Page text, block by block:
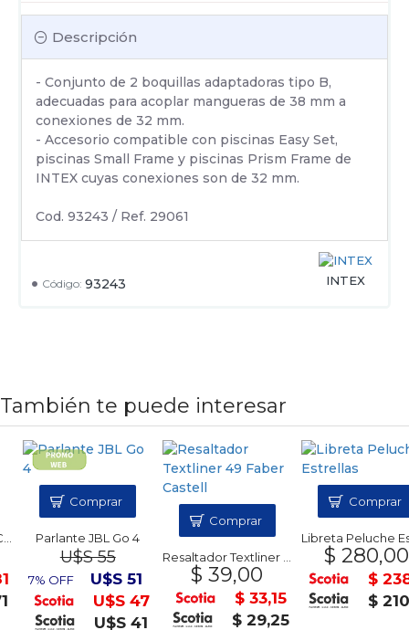
Código: 93243 INTEX
Descripción
- Conjunto de 2 boquillas adaptadoras tipo B,
adecuadas para acoplar mangueras de 38 mm a
conexiones de 32 mm.
- Accesorio compatible con piscinas Easy Set,
piscinas Small Frame y piscinas Prism Frame de
INTEX cuyas conexiones son de 32 mm.
Cod. 93243 / Ref. 29061
También te puede interesar
Parlante JBL Go 4
U$S 55
7% OFF
U$S 51
U$S 47
U$S 41
Comprar
Resaltador Textliner 49 Faber Castell
$ 39,00
$ 33,15
$ 29,25
Comprar
Libreta
$ 280,00
$
$
Comprar